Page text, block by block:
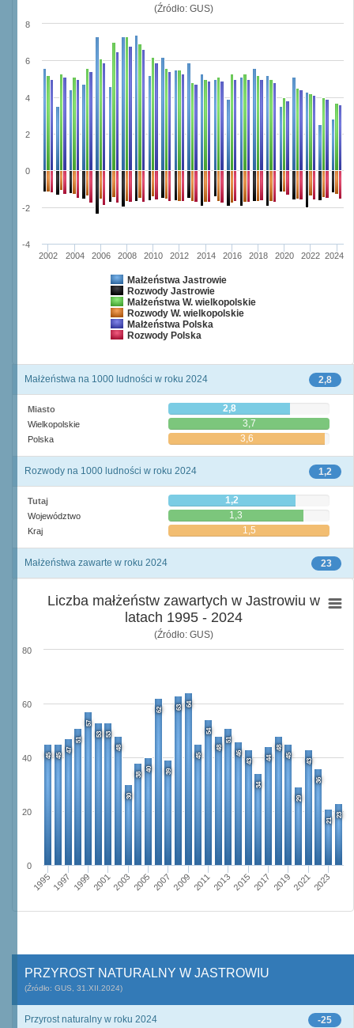
(Źródło: GUS)
Małżeństwa Jastrowie
Rozwody Jastrowie
Małżeństwa W. wielkopolskie
Rozwody W. wielkopolskie
Małżeństwa Polska
Rozwody Polska
2002 2004 2006 2008 2010 2012 2014 2016 2018 2020 2022 2024
-4
-2
0
2
4
6
8
2,8
Małżeństwa na 1000 ludności w roku 2024
Miasto 2,8
Wielkopolskie 3,7
Polska 3,6
1,2
Rozwody na 1000 ludności w roku 2024
Tutaj 1,2
Województwo 1,3
Kraj 1,5
23
Małżeństwa zawarte w roku 2024
Liczba małżeństw zawartych w Jastrowiu w
latach 1995 - 2024
(Źródło: GUS)
45 45
47
51
57
53 53
48
30
38
40
62
39
63 64
45
54
48
51
46
43
34
44
48
45
29
43
36
21
23
19951997 1999 20012003 2005 2007 2009 201120132015 2017 201920212023
0
20
40
60
80
PRZYROST NATURALNY W JASTROWIU
(Źródło: GUS, 31.XII.2024)
-25
Przyrost naturalny w roku 2024